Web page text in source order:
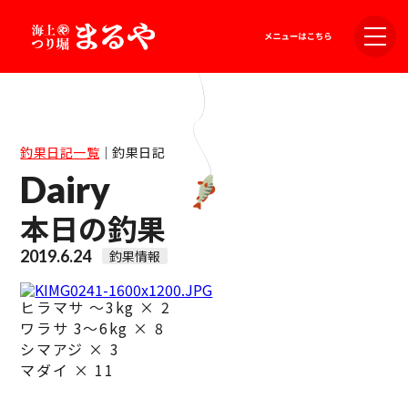
釣果日記一覧｜釣果日記
Dairy
本日の釣果
2019.6.24 釣果情報
ヒラマサ ～3kg × 2
ワラサ 3～6kg × 8
シマアジ × 3
マダイ × 11